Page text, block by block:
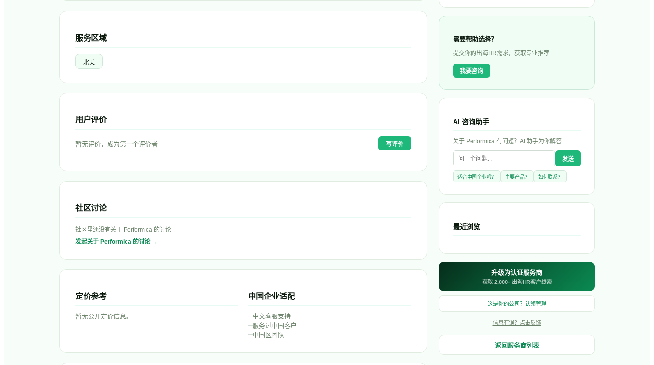
服务区域
北美
用户评价
暂无评价，成为第一个评价者 写评价
社区讨论
社区里还没有关于 Performica 的讨论
发起关于 Performica 的讨论 →
定价参考
暂无公开定价信息。
中国企业适配
–中文客服支持
–服务过中国客户
–中国区团队
需要帮助选择？
提交你的出海HR需求，获取专业推荐
我要咨询
AI 咨询助手
关于 Performica 有问题？AI 助手为你解答
发送
适合中国企业吗？ 主要产品？ 如何联系？
最近浏览
升级为认证服务商
获取 2,000+ 出海HR客户线索
这是你的公司？认领管理
信息有误？点击反馈
返回服务商列表